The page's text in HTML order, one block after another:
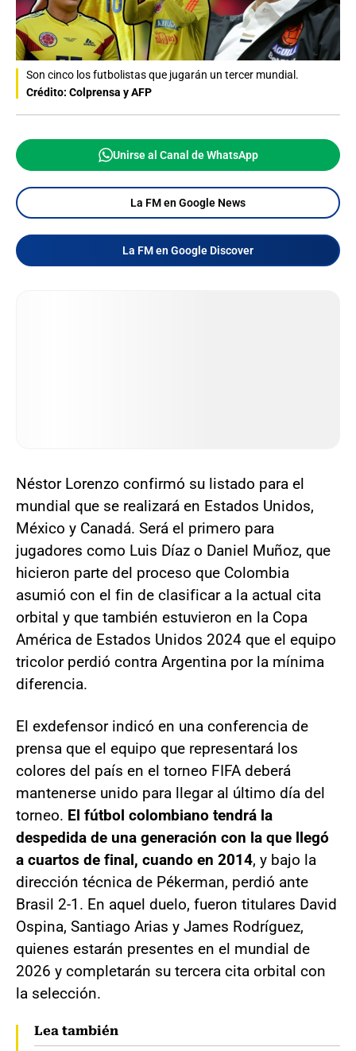
Son cinco los futbolistas que jugarán un tercer mundial.
Crédito: Colprensa y AFP
Unirse al Canal de WhatsApp
La FM en Google News
La FM en Google Discover
Néstor Lorenzo confirmó su listado para el
mundial que se realizará en Estados Unidos,
México y Canadá. Será el primero para
jugadores como Luis Díaz o Daniel Muñoz, que
hicieron parte del proceso que Colombia
asumió con el fin de clasificar a la actual cita
orbital y que también estuvieron en la Copa
América de Estados Unidos 2024 que el equipo
tricolor perdió contra Argentina por la mínima
diferencia.
El exdefensor indicó en una conferencia de
prensa que el equipo que representará los
colores del país en el torneo FIFA deberá
mantenerse unido para llegar al último día del
torneo. El fútbol colombiano tendrá la
despedida de una generación con la que llegó
a cuartos de final, cuando en 2014, y bajo la
dirección técnica de Pékerman, perdió ante
Brasil 2-1. En aquel duelo, fueron titulares David
Ospina, Santiago Arias y James Rodríguez,
quienes estarán presentes en el mundial de
2026 y completarán su tercera cita orbital con
la selección.
Lea también